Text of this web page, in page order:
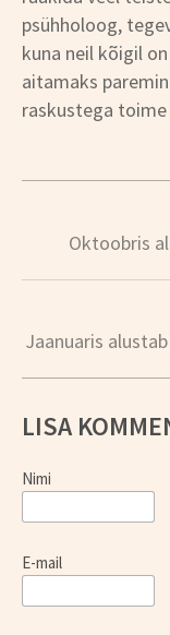
psühholoog,
kuna neil kõigil
aitamaks
raskustega
Oktoobris
Jaanuaris
LISA
Nimi
E-mail